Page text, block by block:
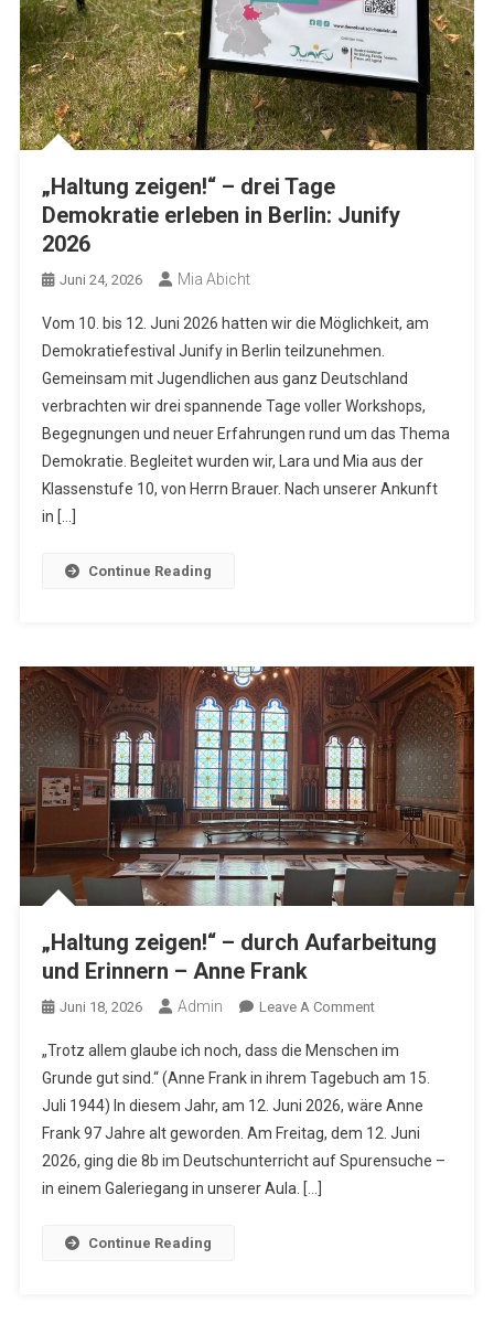
„Haltung zeigen!“ – drei Tage
Demokratie erleben in Berlin: Junify
2026
Juni 24, 2026 Mia Abicht
Vom 10. bis 12. Juni 2026 hatten wir die Möglichkeit, am
Demokratiefestival Junify in Berlin teilzunehmen.
Gemeinsam mit Jugendlichen aus ganz Deutschland
verbrachten wir drei spannende Tage voller Workshops,
Begegnungen und neuer Erfahrungen rund um das Thema
Demokratie. Begleitet wurden wir, Lara und Mia aus der
Klassenstufe 10, von Herrn Brauer. Nach unserer Ankunft
in […]
Continue Reading
„Haltung zeigen!“ – durch Aufarbeitung
und Erinnern – Anne Frank
Juni 18, 2026 Admin Leave A CommentOn
Zeigen!“
–
Durch
Aufarbeitung
Und
„Trotz allem glaube ich noch, dass die Menschen im
Grunde gut sind.“ (Anne Frank in ihrem Tagebuch am 15.
Juli 1944) In diesem Jahr, am 12. Juni 2026, wäre Anne
Frank 97 Jahre alt geworden. Am Freitag, dem 12. Juni
2026, ging die 8b im Deutschunterricht auf Spurensuche –
in einem Galeriegang in unserer Aula. […]
Continue Reading